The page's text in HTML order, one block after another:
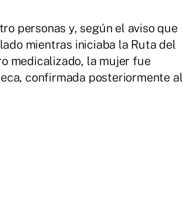
personas y, según el aviso que
mientras iniciaba la Ruta del
medicalizado, la mujer fue
confirmada posteriormente al